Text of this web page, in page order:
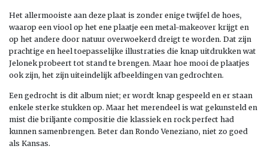
Het allermooiste aan deze plaat is zonder enige twijfel de hoes,
waarop een viool op het ene plaatje een metal-makeover krijgt en
op het andere door natuur overwoekerd dreigt te worden. Dat zijn
prachtige en heel toepasselijke illustraties die knap uitdrukken wat
Jelonek probeert tot stand te brengen. Maar hoe mooi de plaatjes
ook zijn, het zijn uiteindelijk afbeeldingen van gedrochten.
Een gedrocht is dit album niet; er wordt knap gespeeld en er staan
enkele sterke stukken op. Maar het merendeel is wat gekunsteld en
mist die briljante compositie die klassiek en rock perfect had
kunnen samenbrengen. Beter dan Rondo Veneziano, niet zo goed
als Kansas.